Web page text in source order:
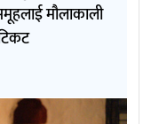
मौलाकाली